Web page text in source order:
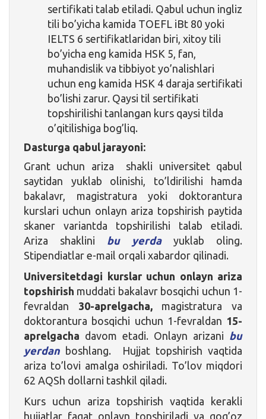
sertifikati talab etiladi. Qabul uchun ingliz
tili bo’yicha kamida TOEFL iBt 80 yoki
IELTS 6 sertifikatlaridan biri, xitoy tili
bo’yicha eng kamida HSK 5, fan,
muhandislik va tibbiyot yo’nalishlari
uchun eng kamida HSK 4 daraja sertifikati
bo’lishi zarur. Qaysi til sertifikati
topshirilishi tanlangan kurs qaysi tilda
o’qitilishiga bog’liq.
Dasturga qabul jarayoni:
Grant uchun ariza shakli universitet qabul
saytidan yuklab olinishi, to’ldirilishi hamda
bakalavr, magistratura yoki doktorantura
kurslari uchun onlayn ariza topshirish paytida
skaner variantda topshirilishi talab etiladi.
Ariza shaklini bu yerdayuklab oling.
Stipendiatlar e-mail orqali xabardor qilinadi.
Universitetdagi kurslar uchun onlayn ariza
topshirish muddati bakalavr bosqichi uchun 1-
fevraldan 30-aprelgacha,magistratura va
doktorantura bosqichi uchun 1-fevraldan 15-
aprelgacha davom etadi. Onlayn arizani bu
yerdan boshlang. Hujjat topshirish vaqtida
ariza to’lovi amalga oshiriladi. To’lov miqdori
62 AQSh dollarni tashkil qiladi.
Kurs uchun ariza topshirish vaqtida kerakli
hujjatlar faqat onlayn topshiriladi va qog’oz